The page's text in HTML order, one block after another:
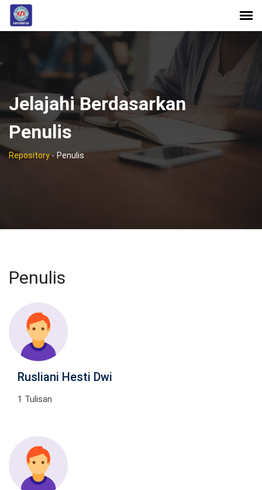
Jelajahi Berdasarkan
Penulis
Repository- Penulis
Penulis
Rusliani Hesti Dwi
1 Tulisan